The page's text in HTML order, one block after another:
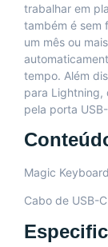
trabalhar em
também é sem
um mês ou
tempo. Além
para Lightning,
pela porta
Magic
Cabo de USB-